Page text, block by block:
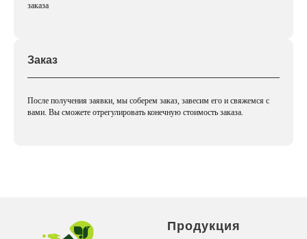
заказа
Заказ
После получения заявки, мы соберем заказ, завесим его и свяжемся с
вами. Вы сможете отрегулировать конечную стоимость заказа.
Продукция